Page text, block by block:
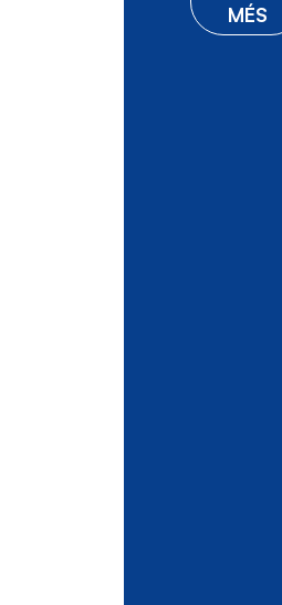
MÉS